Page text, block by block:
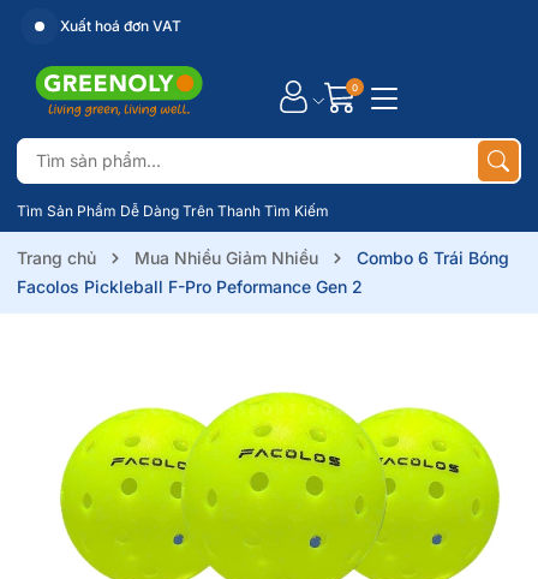
Xuất hoá đơn VAT
Tìm Sản Phẩm Dễ Dàng Trên Thanh Tìm Kiếm
0
Trang chủ Mua Nhiều Giảm Nhiều
Combo 6 Trái Bóng
Facolos Pickleball F-Pro Peformance Gen 2